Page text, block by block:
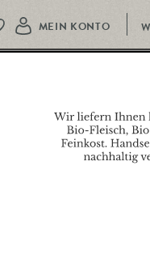
MEIN KONTO